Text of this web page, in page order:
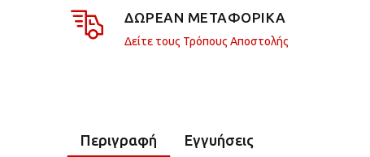
ΔΩΡΕΑΝ ΜΕΤΑΦΟΡΙΚΑ
Δείτε τους Τρόπους Αποστολής
Περιγραφή Εγγυήσεις